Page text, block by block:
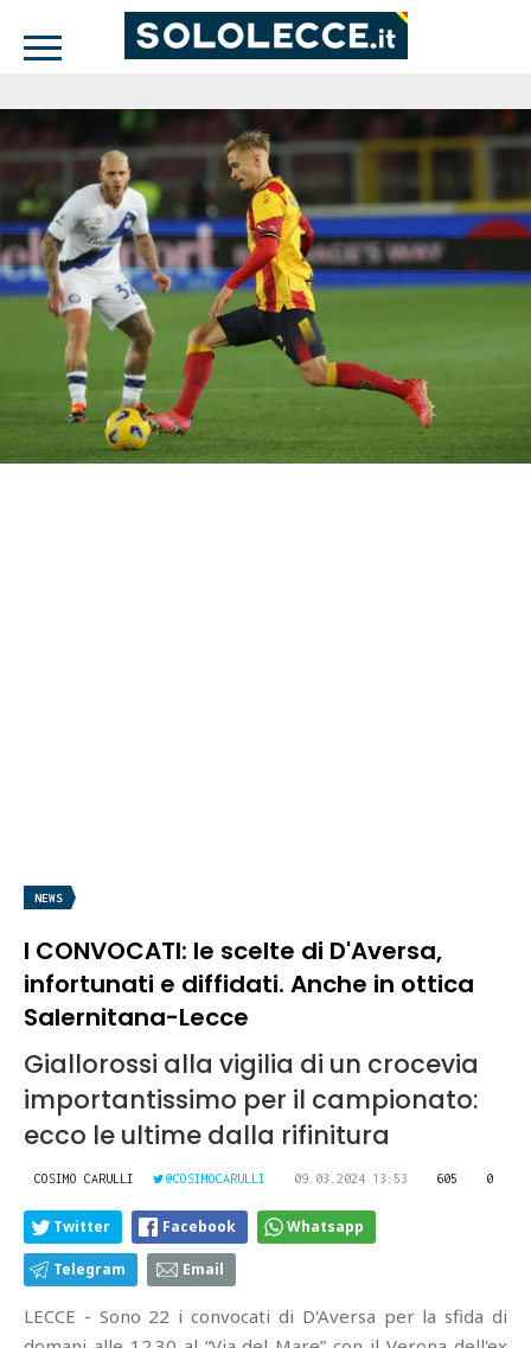
NEWS
I CONVOCATI: le scelte di D'Aversa,
infortunati e diffidati. Anche in ottica
Salernitana-Lecce
Giallorossi alla vigilia di un crocevia
importantissimo per il campionato:
ecco le ultime dalla rifinitura
COSIMO CARULLI @COSIMOCARULLI 09.03.2024 13:53 605 0
Twitter Facebook Whatsapp
Telegram Email
LECCE - Sono 22 i convocati di D'Aversa per la sfida di